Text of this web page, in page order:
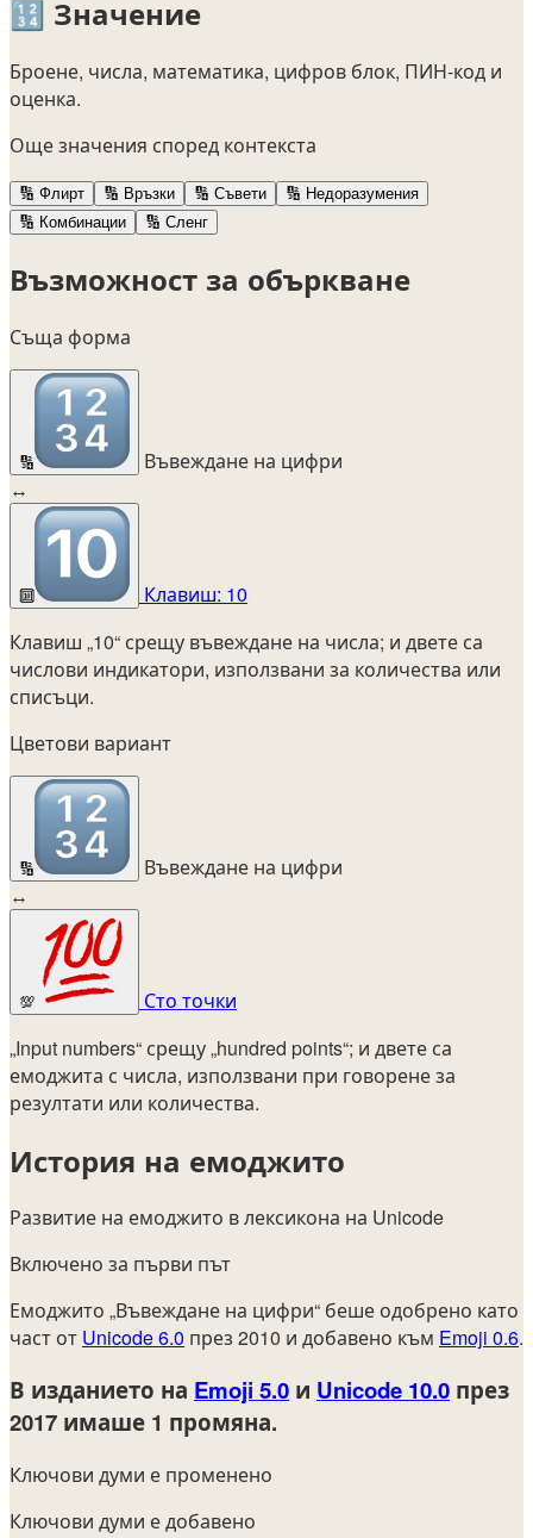
🔢 Значение
Броене, числа, математика, цифров блок, ПИН-код и
оценка.
Още значения според контекста
🔢 Флирт 🔢 Връзки 🔢 Съвети 🔢 Недоразумения
🔢 Комбинации 🔢 Сленг
Възможност за объркване
Съща форма
🔢
Въвеждане на цифри
↔
🔟
Клавиш: 10
Клавиш „10“ срещу въвеждане на числа; и двете са
числови индикатори, използвани за количества или
списъци.
Цветови вариант
🔢
Въвеждане на цифри
↔
💯
Сто точки
„Input numbers“ срещу „hundred points“; и двете са
емоджита с числа, използвани при говорене за
резултати или количества.
История на емоджито
Развитие на емоджито в лексикона на Unicode
Включено за първи път
Емоджито „Въвеждане на цифри“ беше одобрено като
част от Unicode 6.0 през 2010 и добавено към Emoji 0.6.
В изданието на Emoji 5.0 и Unicode 10.0 през
2017 имаше 1 промяна.
Ключови думи е променено
Ключови думи е добавено